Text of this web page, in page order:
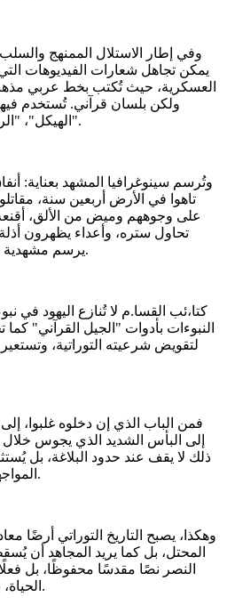
وفي إطار الاستلال الممنهج
يمكن تجاهل شعارات الفيديوهات
العسكرية، حيث تُكتب بخط عربي
ولكن بلسان قرآني. تُستخدم
"الهيكل"، "الرجس"، "وعد الآخرة"، وغيرها.
وتُرسم سينوغرافيا المشهد بعناية:
تاهوا في الأرض أربعين سنة،
على وجوههم وميض من الألق، أقنعة
تحاول ستره، وأعداء يظهرون
يرسم مشهدية دينية مشحونة برسائل مبطنة.
كتا،ئب القسا.م لا تُنازع اليهود في
النبوءات بأدوات "الجيل القرآني"
لتقويض شرعيته التوراتية،
فمن الباب الذي إن دخلوه غلبوا،
إلى البأس الشديد الذي يجوس
ذلك لا يقف عند حدود البلاغة، بل
المواجهة، ورسم حدود جديدة للهوية.
وهكذا، يصبح التاريخ التوراتي أرضًا
المحتل، بل كما يريد المجاهد أن
النصر نصًا مقدسًا محفوظًا، بل
الحياة، بندقيةً بعد بندقية، وآيةً بعد آية.